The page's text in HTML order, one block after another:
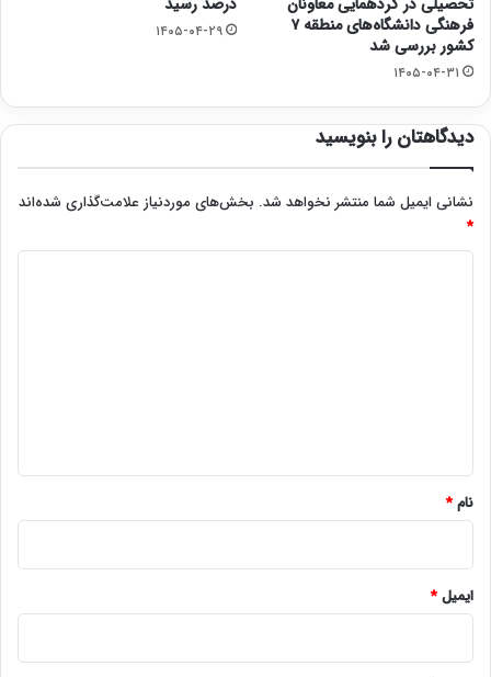
فرهنگی دانشگاه‌های منطقه ۷
کشور بررسی شد
۱۴۰۵-۰۴-۳۱
۱۴۰۵-۰۴-۲۹
دیدگاهتان را بنویسید
نشانی ایمیل شما منتشر نخواهد شد. بخش‌های موردنیاز علامت‌گذاری شده‌اند
*
نام*
ایمیل*